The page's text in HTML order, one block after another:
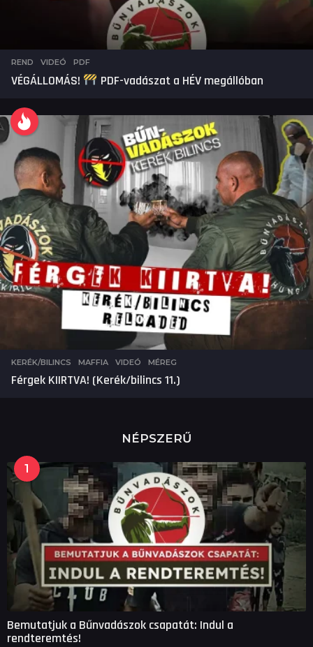
REND ,VIDEÓ PDF
VÉGÁLLOMÁS! PDF-vadászat a HÉV megállóban
KERÉK/BILINCS ,MAFFIA ,VIDEÓ MÉREG
Férgek KIIRTVA! (Kerék/bilincs 11.)
NÉPSZERŰ
1
Bemutatjuk a Bűnvadászok csapatát: Indul a
rendteremtés!